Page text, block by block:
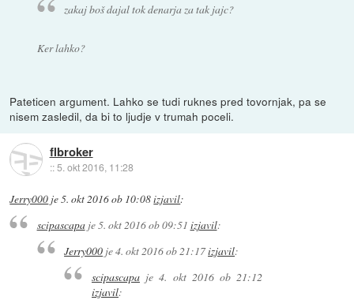
zakaj boš dajal tok denarja za tak jajc?
Ker lahko?
Pateticen argument. Lahko se tudi ruknes pred tovornjak, pa se
nisem zasledil, da bi to ljudje v trumah poceli.
flbroker
::5. okt 2016, 11:28
Jerry000 je5. okt 2016 ob 10:08izjavil:
scipascapaje5. okt 2016 ob 09:51 izjavil:
Jerry000 je4. okt 2016 ob 21:17izjavil:
scipascapaje4. okt 2016 ob 21:12
izjavil: